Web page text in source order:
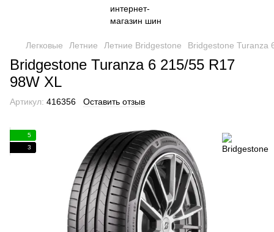
Легковые Летние Летние Bridgestone Bridgestone Turanza
Bridgestone Turanza 6 215/55 R17
98W XL
Артикул: 416356 Оставить отзыв
5
3